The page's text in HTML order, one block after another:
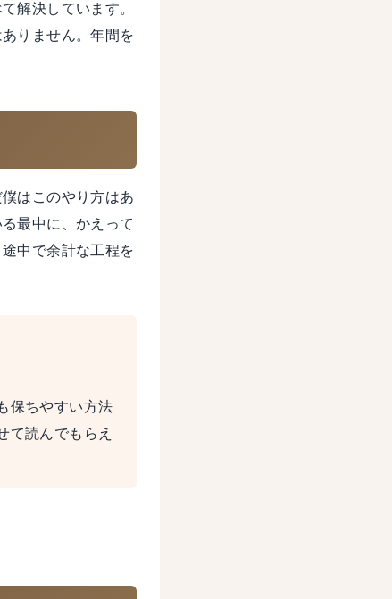
解決しています。
りません。年間を
はこのやり方はあ
最中に、かえって
中で余計な工程を
保ちやすい方法
て読んでもらえ